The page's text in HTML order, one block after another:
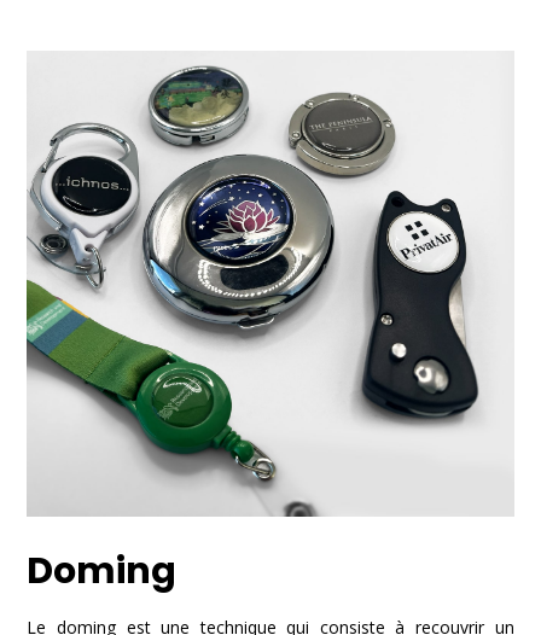
Doming
Le doming est une technique qui consiste à recouvrir un